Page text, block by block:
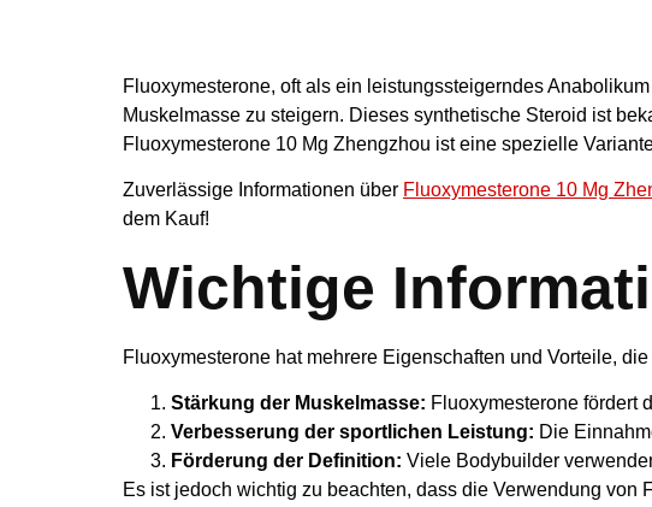
Fluoxymesterone, oft als ein leistungssteigerndes
Muskelmasse zu steigern. Dieses synthetische Steroid ist
Fluoxymesterone 10 Mg Zhengzhou ist eine spezielle
Zuverlässige Informationen über Fluoxymesterone 10 Mg
dem Kauf!
Wichtige
Fluoxymesterone hat mehrere Eigenschaften und Vorteile,
Stärkung der Muskelmasse: Fluoxymesterone fördert
Verbesserung der sportlichen Leistung: Die
Förderung der Definition: Viele Bodybuilder
Es ist jedoch wichtig zu beachten, dass die Verwendung